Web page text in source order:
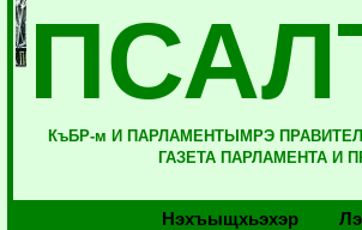
КъБР-м И ПАРЛАМЕНТЫМРЭ
ГАЗЕТА ПАРЛАМЕНТА И
Нэхъыщхьэхэр